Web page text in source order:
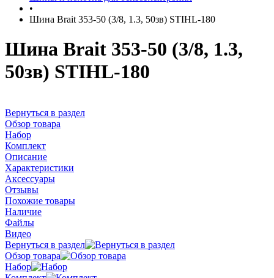
•
Шина Brait 353-50 (3/8, 1.3, 50зв) STIHL-180
Шина Brait 353-50 (3/8, 1.3,
50зв) STIHL-180
Вернуться в раздел
Обзор товара
Набор
Комплект
Описание
Характеристики
Аксессуары
Отзывы
Похожие товары
Наличие
Файлы
Видео
Вернуться в раздел
Обзор товара
Набор